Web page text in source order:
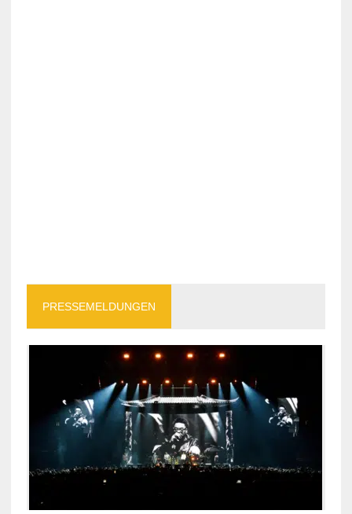
PRESSEMELDUNGEN